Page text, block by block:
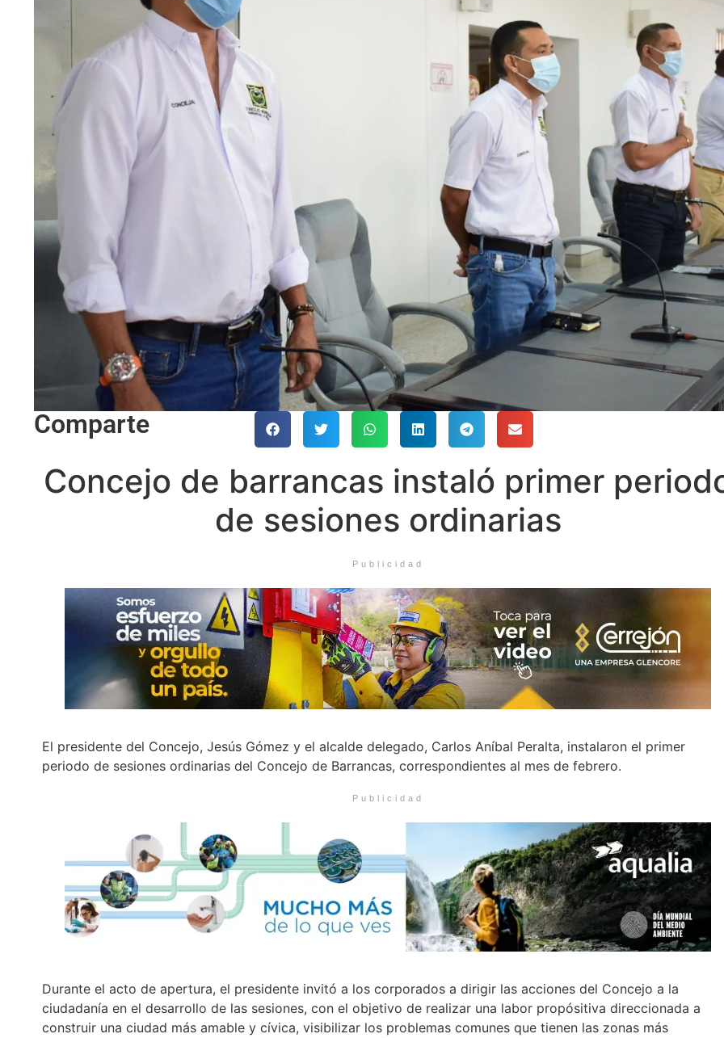
Comparte
Concejo de barrancas instaló primer
de sesiones ordinarias
Publicidad
El presidente del Concejo, Jesús Gómez y el alcalde delegado, Carlos Aníbal Peralta, instalaron el primer
periodo de sesiones ordinarias del Concejo de Barrancas, correspondientes al mes de febrero.
Publicidad
Durante el acto de apertura, el presidente invitó a los corporados a dirigir las acciones del Concejo a la
ciudadanía en el desarrollo de las sesiones, con el objetivo de realizar una labor propósitiva direccionada a
construir una ciudad más amable y cívica, visibilizar los problemas comunes que tienen las zonas más